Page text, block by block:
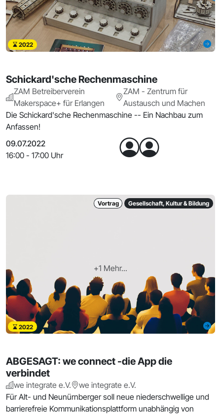
2022
Schickard'sche Rechenmaschine
ZAM Betreiberverein
Makerspace+ für Erlangen
ZAM - Zentrum für
Austausch und Machen
Die Schickard'sche Rechenmaschine -- Ein Nachbau zum
Anfassen!
09.07.2022
16:00 - 17:00 Uhr
+1 Mehr...
Vortrag Gesellschaft, Kultur & Bildung
2022
ABGESAGT: we connect -die App die
verbindet
we integrate e.V.
we integrate e.V.
Für Alt- und Neunürnberger soll neue niederschwellige und
barrierefreie Kommunikationsplattform unabhängig von